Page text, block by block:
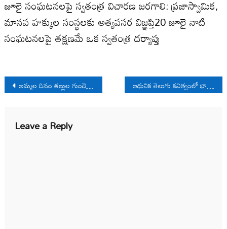
జూలై సంఘటనలపై స్వతంత్ర విచారణ జరగాలి: ప్రజాస్వామిక,
మానవ హక్కుల సంస్థలకు అత్యవసర విజ్ఞప్తి20 జూలై నాటి
సంఘటనలపై తక్షణమే ఒక స్వతంత్ర దర్యాప్తు
Post
navigation
అమ్మల దినం తల్లుల గుండెకోత ఆధునిక తెలుగు కవిత్వంలో భాష
Leave a Reply